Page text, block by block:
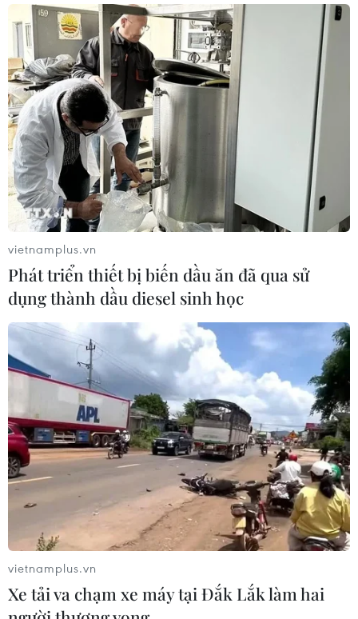
vietnamplus.vn
Phát triển thiết bị biến dầu ăn đã qua sử
dụng thành dầu diesel sinh học
vietnamplus.vn
Xe tải va chạm xe máy tại Đắk Lắk làm hai